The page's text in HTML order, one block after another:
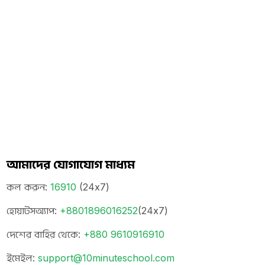
আমাদের যোগাযোগ মাধ্যম
কল করুন: 16910 (24x7)
হোয়াটসঅ্যাপ: +8801896016252(24x7)
দেশের বাহির থেকে: +880 9610916910
ইমেইল: support@10minuteschool.com